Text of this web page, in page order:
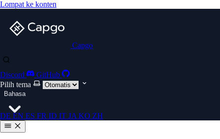
Lompat ke konten
Capgo
Discord
GitHub
Pilih tema
Bahasa
DE EN ES FR ID IT JA KO ZH